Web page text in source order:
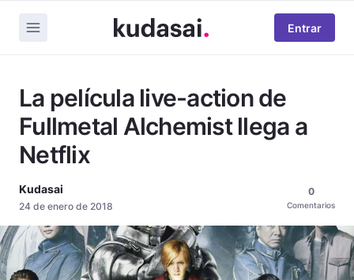
Entrar
La película live-action de
Fullmetal Alchemist llega a
Netflix
Kudasai
24 de enero de 2018
0
Comentarios